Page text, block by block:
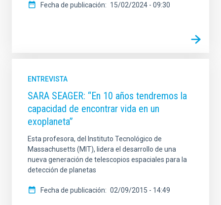
Fecha de publicación 15/02/2024 - 09:30
ENTREVISTA
SARA SEAGER: “En 10 años tendremos la
capacidad de encontrar vida en un
exoplaneta”
Esta profesora, del Instituto Tecnológico de
Massachusetts (MIT), lidera el desarrollo de una
nueva generación de telescopios espaciales para la
detección de planetas
Fecha de publicación 02/09/2015 - 14:49